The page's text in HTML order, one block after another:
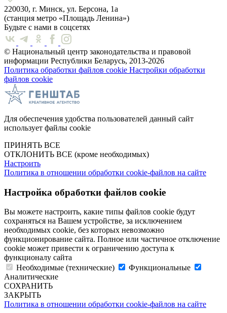
220030, г. Минск, ул. Берсона, 1а
(станция метро «Площадь Ленина»)
Будьте с нами в соцсетях
© Национальный центр законодательства и правовой
информации Республики Беларусь, 2013-2026
Политика обработки файлов cookie Настройки обработки
файлов cookie
Для обеспечения удобства пользователей данный сайт
использует файлы cookie
ПРИНЯТЬ ВСЕ
ОТКЛОНИТЬ ВСЕ (кроме необходимых)
Настроить
Политика в отношении обработки cookie-файлов на сайте
Настройка обработки файлов cookie
Вы можете настроить, какие типы файлов cookie будут
сохраняться на Вашем устройстве, за исключением
необходимых cookie, без которых невозможно
функционирование сайта. Полное или частичное отключение
cookie может привести к ограничению доступа к
функционалу сайта
Необходимые (технические)
Функциональные
Аналитические
СОХРАНИТЬ
ЗАКРЫТЬ
Политика в отношении обработки cookie-файлов на сайте